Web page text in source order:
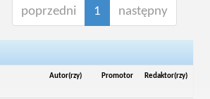
poprzedni 1 następny
Autor(rzy) Promotor Redaktor(rzy)